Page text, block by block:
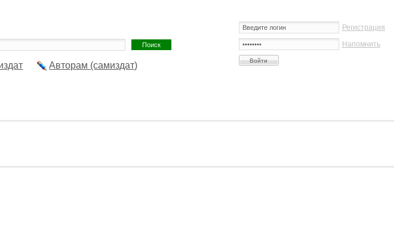
Регистрация
Напомнить
Авторам (самиздат)